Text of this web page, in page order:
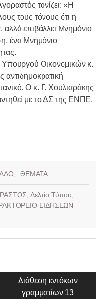
τονίζει: «Η
τους τόνους ότι η
επιβάλλει Μνημόνιο
ένα Μνημόνιο
Οικονομικών κ.
αντιδημοκρατική,
πανικό. Ο κ. Γ. Χουλιαράκης
με το ΔΣ της ΕΝΠΕ.
ΘΕΜΑΤΑ
Δελτίο Τύπου
ΕΙΔΗΣΕΩΝ
Next
post:
Διάθεση εντόκων
γραμματίων 13